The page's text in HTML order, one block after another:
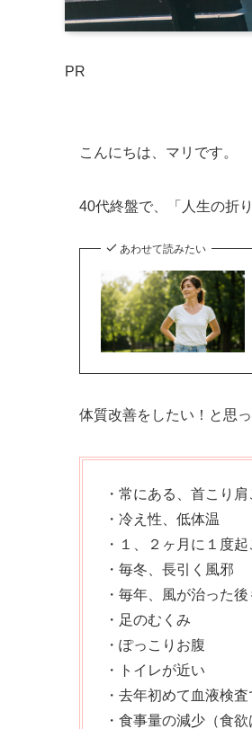
PR
こんにちは、マリです。
40代終盤で、「人生の折
あわせて読みたい
体質改善をしたい！と思
・常にある、首こり肩
・冷え性、低体温
・１、２ヶ月に１度
・毎冬、長引く風邪
・毎年、風が治った
・足のむくみ
・ぽっこりお腹
・トイレが近い
・去年初めて血液検
・食事量の減少（食欲